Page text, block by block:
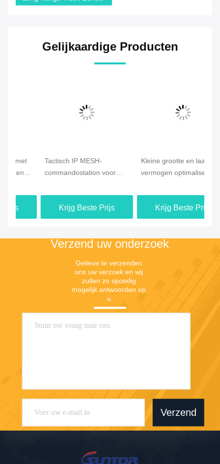
Gelijkaardige Producten
Tactisch IP MESH-
commandostation voor
dronecommunicatie
Krijg Beste Prijs
Kleine grootte en laag
vermogen optimaliseren
snelle inzet en lange
afstand drone
connectiviteit
Krijg Beste Prijs
Verzend uw onderzoek
Gelieve te verzenden
ons uw verzoek en wij
zullen zo spoedig
mogelijk antwoorden op
u.
Verzend